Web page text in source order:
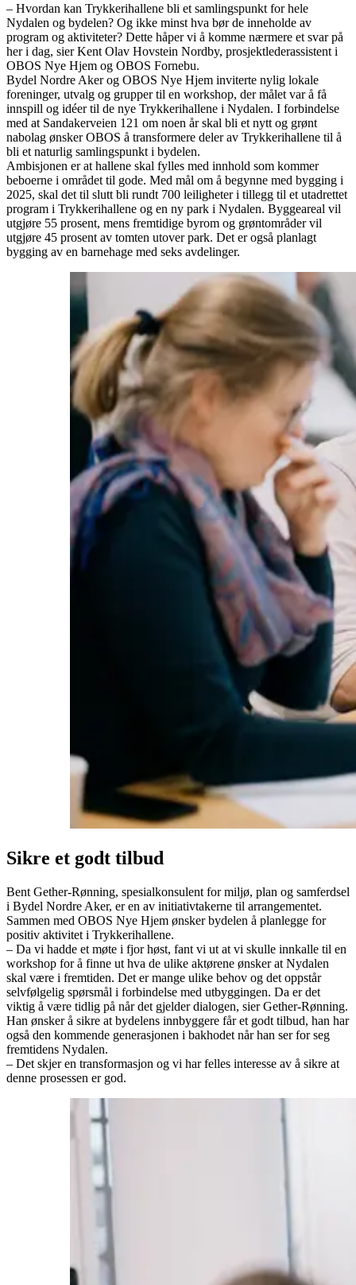
– Hvordan kan Trykkerihallene bli et samlingspunkt for hele
Nydalen og bydelen? Og ikke minst hva bør de inneholde av
program og aktiviteter? Dette håper vi å komme nærmere et svar på
her i dag, sier Kent Olav Hovstein Nordby, prosjektlederassistent i
OBOS Nye Hjem og OBOS Fornebu.
Bydel Nordre Aker og OBOS Nye Hjem inviterte nylig lokale
foreninger, utvalg og grupper til en workshop, der målet var å få
innspill og idéer til de nye Trykkerihallene i Nydalen. I forbindelse
med at Sandakerveien 121 om noen år skal bli et nytt og grønt
nabolag ønsker OBOS å transformere deler av Trykkerihallene til å
bli et naturlig samlingspunkt i bydelen.
Ambisjonen er at hallene skal fylles med innhold som kommer
beboerne i området til gode. Med mål om å begynne med bygging i
2025, skal det til slutt bli rundt 700 leiligheter i tillegg til et utadrettet
program i Trykkerihallene og en ny park i Nydalen. Byggeareal vil
utgjøre 55 prosent, mens fremtidige byrom og grøntområder vil
utgjøre 45 prosent av tomten utover park. Det er også planlagt
bygging av en barnehage med seks avdelinger.
Sikre et godt tilbud
Bent Gether-Rønning, spesialkonsulent for miljø, plan og samferdsel
i Bydel Nordre Aker, er en av initiativtakerne til arrangementet.
Sammen med OBOS Nye Hjem ønsker bydelen å planlegge for
positiv aktivitet i Trykkerihallene.
– Da vi hadde et møte i fjor høst, fant vi ut at vi skulle innkalle til en
workshop for å finne ut hva de ulike aktørene ønsker at Nydalen
skal være i fremtiden. Det er mange ulike behov og det oppstår
selvfølgelig spørsmål i forbindelse med utbyggingen. Da er det
viktig å være tidlig på når det gjelder dialogen, sier Gether-Rønning.
Han ønsker å sikre at bydelens innbyggere får et godt tilbud, han har
også den kommende generasjonen i bakhodet når han ser for seg
fremtidens Nydalen.
– Det skjer en transformasjon og vi har felles interesse av å sikre at
denne prosessen er god.